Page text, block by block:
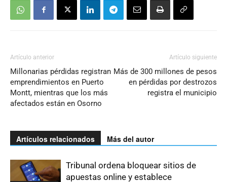
Artículo anterior
Millonarias pérdidas registran
emprendimientos en Puerto
Montt, mientras que los más
afectados están en Osorno
Artículo siguiente
Más de 300 millones de pesos
en pérdidas por destrozos
registra el municipio
Artículos relacionados Más del autor
Tribunal ordena bloquear sitios de
apuestas online y establece